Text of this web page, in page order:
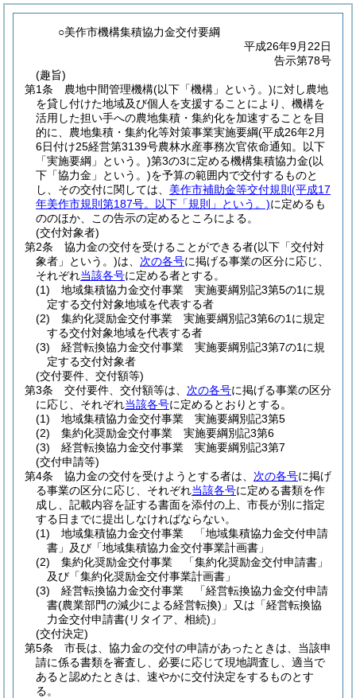
○美作市機構集積協力金交付要綱
平成26年9月22日
告示第78号
(趣旨)
第1条
農地中間管理機構(以下「機構」という。)に対し農地
を貸し付けた地域及び個人を支援することにより、機構を
活用した担い手への農地集積・集約化を加速することを目
的に、農地集積・集約化等対策事業実施要綱(平成26年2月
6日付け25経営第3139号農林水産事務次官依命通知。以下
「実施要綱」という。)第3の3に定める機構集積協力金(以
下「協力金」という。)を予算の範囲内で交付するものと
し、その交付に関しては、 美作市補助金等交付規則 (平成17
年美作市規則第187号。以下「規則」という。)に定めるも
ののほか、この告示の定めるところによる。
(交付対象者)
第2条
協力金の交付を受けることができる者(以下「交付対
象者」という。)は、 次の各号に掲げる事業の区分に応じ、
それぞれ当該各号に定める者とする。
(1)
地域集積協力金交付事業 実施要綱別記3第5の1に規
定する交付対象地域を代表する者
(2)
集約化奨励金交付事業 実施要綱別記3第6の1に規定
する交付対象地域を代表する者
(3)
経営転換協力金交付事業 実施要綱別記3第7の1に規
定する交付対象者
(交付要件、交付額等)
第3条
交付要件、交付額等は、 次の各号に掲げる事業の区分
に応じ、それぞれ当該各号に定めるとおりとする。
(1)
地域集積協力金交付事業 実施要綱別記3第5
(2)
集約化奨励金交付事業 実施要綱別記3第6
(3)
経営転換協力金交付事業 実施要綱別記3第7
(交付申請等)
第4条
協力金の交付を受けようとする者は、 次の各号に掲げ
る事業の区分に応じ、それぞれ当該各号に定める書類を作
成し、記載内容を証する書面を添付の上、市長が別に指定
する日までに提出しなければならない。
(1)
地域集積協力金交付事業 「地域集積協力金交付申請
書」及び「地域集積協力金交付事業計画書」
(2)
集約化奨励金交付事業 「集約化奨励金交付申請書」
及び「集約化奨励金交付事業計画書」
(3)
経営転換協力金交付事業 「経営転換協力金交付申請
書(農業部門の減少による経営転換) 」又は「経営転換協
力金交付申請書(リタイア、相続) 」
(交付決定)
第5条
市長は、協力金の交付の申請があったときは、当該申
請に係る書類を審査し、必要に応じて現地調査し、適当で
あると認めたときは、速やかに交付決定をするものとす
る。